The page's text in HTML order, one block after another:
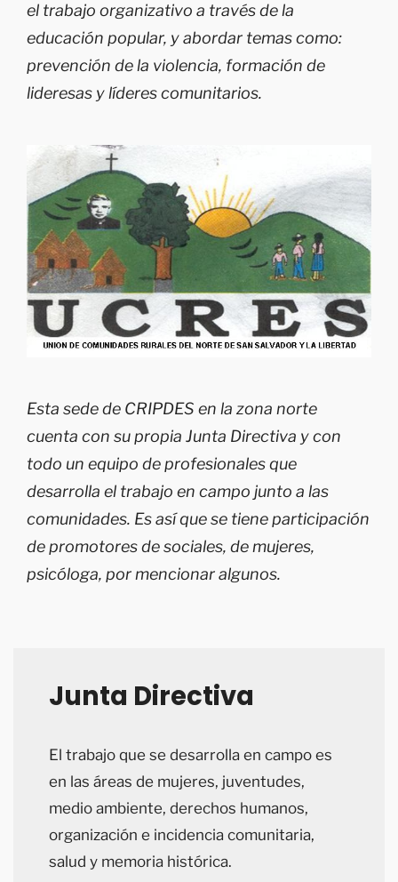
el trabajo organizativo a través de la
educación popular, y abordar temas como:
prevención de la violencia, formación de
lideresas y líderes comunitarios.
Esta sede de CRIPDES en la zona norte
cuenta con su propia Junta Directiva y con
todo un equipo de profesionales que
desarrolla el trabajo en campo junto a las
comunidades. Es así que se tiene participación
de promotores de sociales, de mujeres,
psicóloga, por mencionar algunos.
Junta Directiva
El trabajo que se desarrolla en campo es
en las áreas de mujeres, juventudes,
medio ambiente, derechos humanos,
organización e incidencia comunitaria,
salud y memoria histórica.